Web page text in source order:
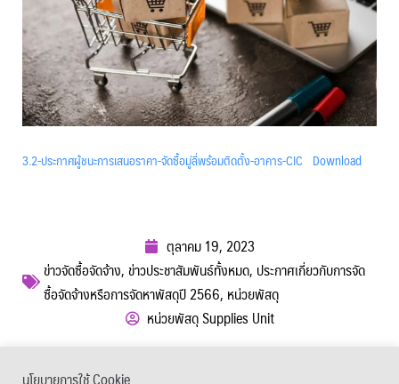
3.2-ประกาศผู้ชนะการเสนอราคา-จัดซื้อมู่ลี่พร้อมติดตั้ง-อาคาร-CIC Download
ตุลาคม 19, 2023
ข่าวจัดซื้อจัดจ้าง,ข่าวประชาสัมพันธ์ทั้งหมด, ประกาศเกี่ยวกับการจัด
ซื้อจัดจ้างหรือการจัดหาพัสดุปี 2566, หน่วยพัสดุ
หน่วยพัสดุ Supplies Unit
นโยบายการใช้ Cookie